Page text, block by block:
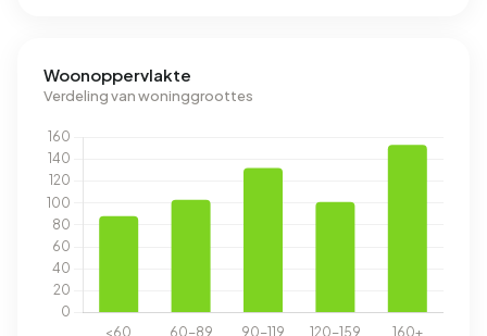
Woonoppervlakte
Verdeling van woninggroottes